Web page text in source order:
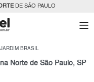
DE SÃO PAULO
JARDIM BRASIL
Norte de São Paulo, SP